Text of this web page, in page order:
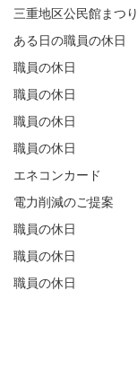
三重地区公民館まつり
ある日の職員の休日
職員の休日
職員の休日
職員の休日
職員の休日
エネコンカード
電力削減のご提案
職員の休日
職員の休日
職員の休日